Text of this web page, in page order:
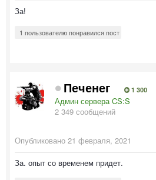
За!
1 пользователю понравился пост
Печенег 1 300
Админ сервера CS:S
2 349 сообщений
Опубликовано 21 февраля, 2021
За. опыт со временем придет.